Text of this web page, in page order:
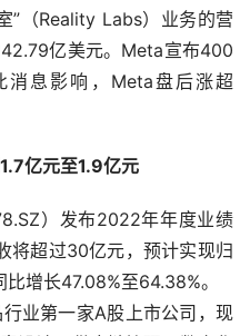
”（Reality Labs）业务的营
亿美元。Meta宣布400
息影响，Meta盘后涨超
亿元至1.9亿元
）发布2022年年度业绩
将超过30亿元，预计实现归
增长47.08%至64.38%。
业第一家A股上市公司，现